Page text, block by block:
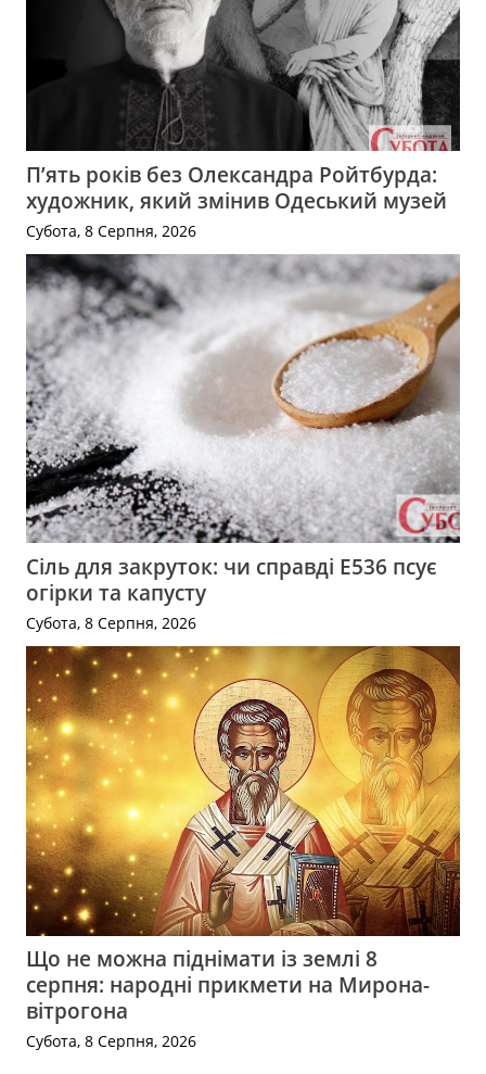
П’ять років без Олександра Ройтбурда:
художник, який змінив Одеський музей
Субота, 8 Серпня, 2026
Сіль для закруток: чи справді Е536 псує
огірки та капусту
Субота, 8 Серпня, 2026
Що не можна піднімати із землі 8
серпня: народні прикмети на Мирона-
вітрогона
Субота, 8 Серпня, 2026